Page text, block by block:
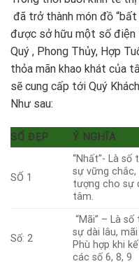
đã trở thành món đồ “bất
được sở hữu một số điện
Quý , Phong Thủy, Hợp
thỏa mãn khao khát của
sẽ cung cấp tới Quý
Như sau:
SỐ ĐẸP Ý NGHĨA
SỐ 1
“Nhất”- Là số
sự vững chắc,
tượng cho sự
tâm.
Số: 2
“Mãi” – Là số
sự dài lâu,
Phù hợp khi
các số 6, 8, 9